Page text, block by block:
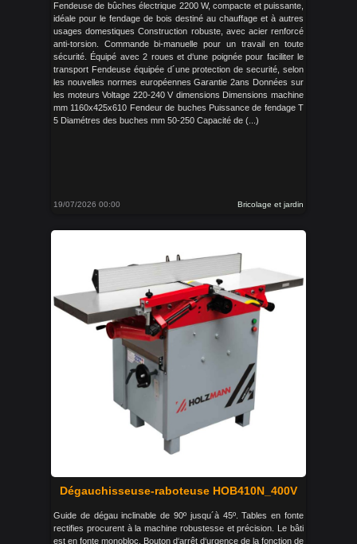
Fendeuse de bûches électrique 2200 W, compacte et puissante,
idéale pour le fendage de bois destiné au chauffage et à autres
usages domestiques Construction robuste, avec acier renforcé
anti-torsion. Commande bi-manuelle pour un travail en toute
sécurité. Équipé avec 2 roues et d‘une poignée pour faciliter le
transport Fendeuse équipée d´une protection de securité, selon
les nouvelles normes européennes Garantie 2ans Données sur
les moteurs Voltage 220-240 V dimensions Dimensions machine
mm 1160x425x610 Fendeur de buches Puissance de fendage T
5 Diamétres des buches mm 50-250 Capacité de (...)
19/07/2026 00:00 Bricolage et jardin
Dégauchisseuse-raboteuse HOB410N_400V
Guide de dégau inclinable de 90º jusqu´à 45º. Tables en fonte
rectifies procurent à la machine robustesse et précision. Le bâti
est en fonte monobloc. Bouton d‘arrêt d‘urgence de la fonction de